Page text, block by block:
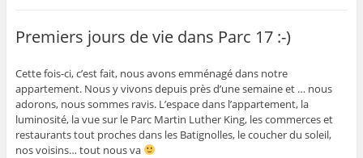
Premiers jours de vie dans Parc 17 :-)
Cette fois-ci, c’est fait, nous avons emménagé dans notre
appartement. Nous y vivons depuis près d’une semaine et … nous
adorons, nous sommes ravis. L’espace dans l’appartement, la
luminosité, la vue sur le Parc Martin Luther King, les commerces et
restaurants tout proches dans les Batignolles, le coucher du soleil,
nos voisins… tout nous va